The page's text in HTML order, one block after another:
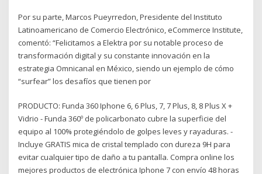
Por su parte, Marcos Pueyrredon, Presidente del Instituto
Latinoamericano de Comercio Electrónico, eCommerce Institute,
comentó: “Felicitamos a Elektra por su notable proceso de
transformación digital y su constante innovación en la
estrategia Omnicanal en México, siendo un ejemplo de cómo
“surfear” los desafíos que tienen por
PRODUCTO: Funda 360 Iphone 6, 6 Plus, 7, 7 Plus, 8, 8 Plus X +
Vidrio - Funda 360º de policarbonato cubre la superficie del
equipo al 100% protegiéndolo de golpes leves y rayaduras. -
Incluye GRATIS mica de cristal templado con dureza 9H para
evitar cualquier tipo de daño a tu pantalla. Compra online los
mejores productos de electrónica Iphone 7 con envío 48 horas